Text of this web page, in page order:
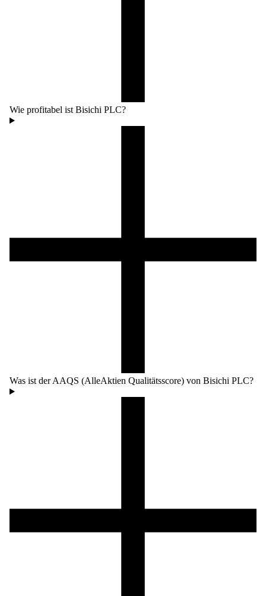
Wie profitabel ist Bisichi PLC?
Was ist der AAQS (AlleAktien Qualitätsscore) von Bisichi PLC?